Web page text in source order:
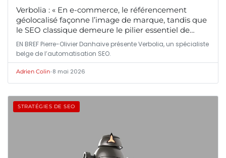
Verbolia : « En e-commerce, le référencement
géolocalisé façonne l’image de marque, tandis que
le SEO classique demeure le pilier essentiel de
l’acquisition »
EN BREF Pierre-Olivier Danhaive présente Verbolia, un spécialiste
belge de l’automatisation SEO.
Adrien Colin•8 mai 2026
STRATÉGIES DE SEO